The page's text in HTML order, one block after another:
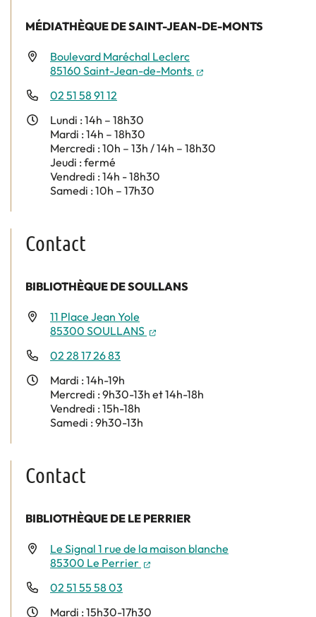
MÉDIATHÈQUE DE SAINT-JEAN-DE-MONTS
Boulevard Maréchal Leclerc
85160 Saint-Jean-de-Monts
(nouvelle fenêtre)
02 51 58 91 12
Lundi : 14h – 18h30
Mardi : 14h – 18h30
Mercredi : 10h – 13h / 14h – 18h30
Jeudi : fermé
Vendredi : 14h - 18h30
Samedi : 10h – 17h30
Contact
BIBLIOTHÈQUE DE SOULLANS
11 Place Jean Yole
85300 SOULLANS
(nouvelle fenêtre)
02 28 17 26 83
Mardi : 14h-19h
Mercredi : 9h30-13h et 14h-18h
Vendredi : 15h-18h
Samedi : 9h30-13h
Contact
BIBLIOTHÈQUE DE LE PERRIER
Le Signal 1 rue de la maison blanche
85300 Le Perrier
(nouvelle fenêtre)
02 51 55 58 03
Mardi : 15h30-17h30